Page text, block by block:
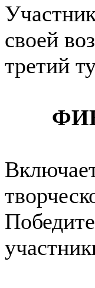
своей
третий
ФИНАЛ